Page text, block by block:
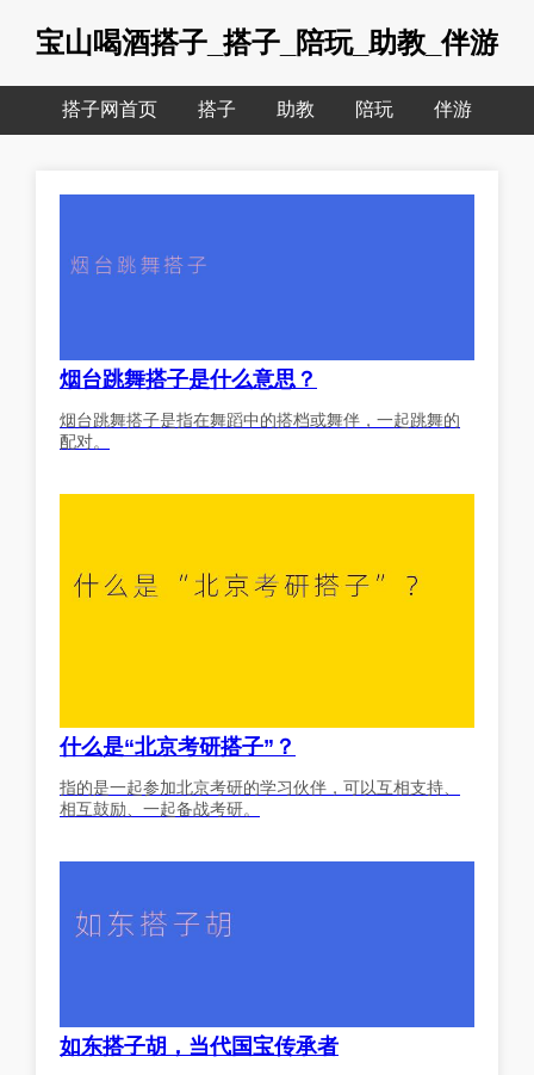
宝山喝酒搭子_搭子_陪玩_助教_伴游
搭子网首页 搭子 助教 陪玩 伴游
烟台跳舞搭子是什么意思？
烟台跳舞搭子是指在舞蹈中的搭档或舞伴，一起跳舞的
配对。
什么是“北京考研搭子”？
指的是一起参加北京考研的学习伙伴，可以互相支持、
相互鼓励、一起备战考研。
如东搭子胡，当代国宝传承者